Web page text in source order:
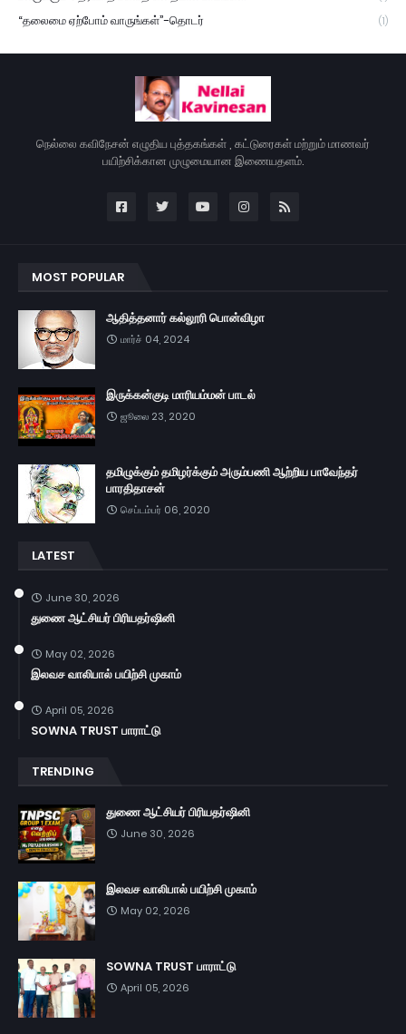
“தலைமை ஏற்போம் வாருங்கள்”-தொடர் (1)
நெல்லை கவிநேசன் எழுதிய புத்தகங்கள் , கட்டுரைகள் மற்றும் மாணவர்
பயிற்சிக்கான முழுமையான இணையதளம்.
MOST POPULAR
ஆதித்தனார் கல்லூரி பொன்விழா
மார்ச் 04, 2024
இருக்கன்குடி மாரியம்மன் பாடல்
ஜூலை 23, 2020
தமிழுக்கும் தமிழர்க்கும் அரும்பணி ஆற்றிய பாவேந்தர்
பாரதிதாசன்
செப்டம்பர் 06, 2020
LATEST
June 30, 2026
துணை ஆட்சியர் பிரியதர்ஷினி
May 02, 2026
இலவச வாலிபால் பயிற்சி முகாம்
April 05, 2026
SOWNA TRUST பாராட்டு
TRENDING
துணை ஆட்சியர் பிரியதர்ஷினி
June 30, 2026
இலவச வாலிபால் பயிற்சி முகாம்
May 02, 2026
SOWNA TRUST பாராட்டு
April 05, 2026